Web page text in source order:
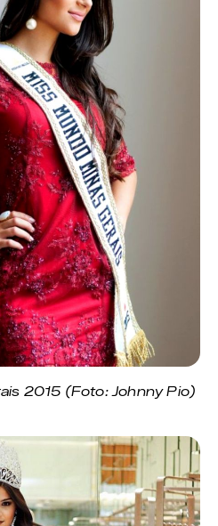
2015 (Foto: Johnny Pio)